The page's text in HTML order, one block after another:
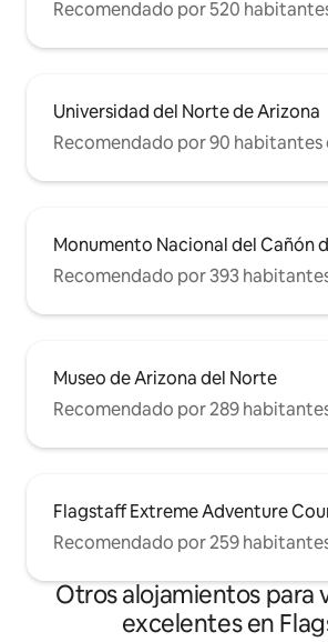
Recomendado por 520
Universidad del Norte de Arizona
Recomendado por 90 habitantes
Monumento Nacional del Cañón
Recomendado por 393
Museo de Arizona del Norte
Recomendado por 289
Flagstaff Extreme Adventure
Recomendado por 259
Otros alojamientos para
excelentes en